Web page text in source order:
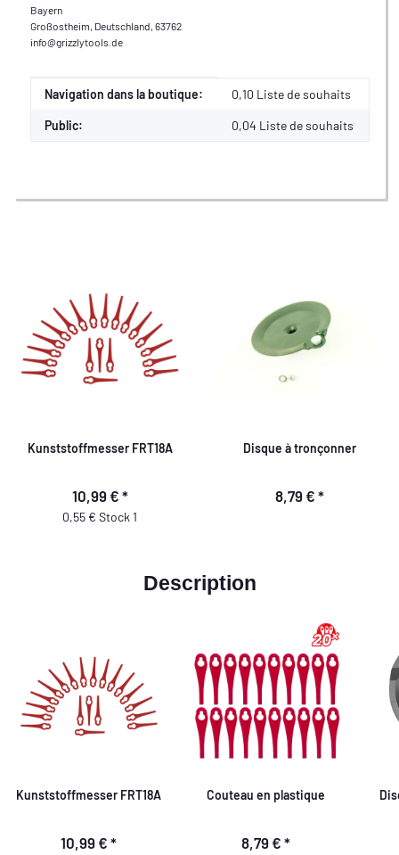
Bayern
Großostheim, Deutschland, 63762
info@grizzlytools.de
Valeur
Fabricant
Navigation dans la boutique: 0,10 Liste de souhaits
Public: 0,04 Liste de souhaits
Kunststoffmesser FRT18A
10,99 € *
0,55 € Stock 1
Disque à tronçonner
8,79 € *
Description
Kunststoffmesser FRT18A
10,99 € *
Couteau en plastique
8,79 € *